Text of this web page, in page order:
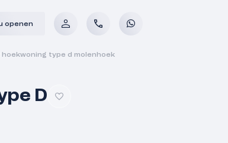
openen
type d molenhoek
D